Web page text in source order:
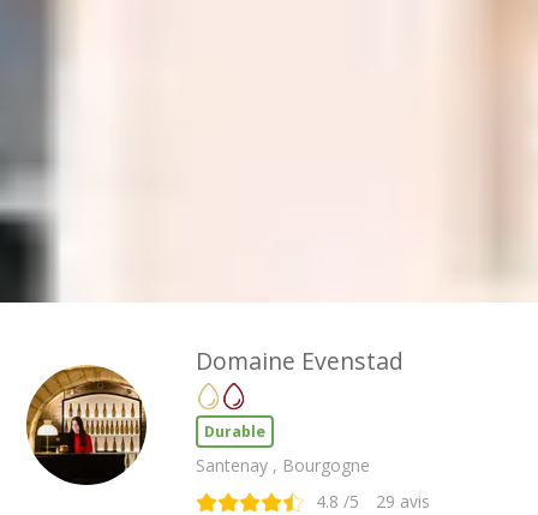
Domaine Evenstad
Durable
Santenay , Bourgogne
4.8 /5 29 avis